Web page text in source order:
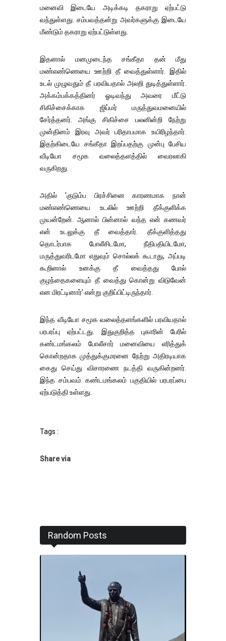
மனைவி இடையே அடிக்கடி தகராறு ஏற்பட்டு
வந்துள்ளது. சம்பவத்தன்று அவர்களுக்கு இடையே
மீண்டும் தகராறு ஏற்பட்டுள்ளது.
இதனால் மனமுடைந்த சங்கீதா தன் மீது
மண்எண்ணெயை ஊற்றி தீ வைத்துள்ளார். இதில்
உடல் முழுவதும் தீ பரவியதால் அலறி துடித்துள்ளார்.
அக்கம்பக்கத்தினர் ஓடிவந்து அவரை மீட்டு
சிகிச்சைக்காக ஜிப்மர் மருத்துவமனையில்
சேர்த்தனர். அங்கு சிகிச்சை பலனின்றி நேற்று
முன்தினம் இரவு அவர் பரிதாபமாக உயிரிழந்தார்.
இதற்கிடையே சங்கீதா இறப்பதற்கு முன்பு பேசிய
வீடியோ சமூக வலைத்தளத்தில் வைரலாகி
வருகிறது.
அதில் ’குடும்ப பிரச்சினை காரணமாக நான்
மண்எண்ணெயை உடலில் ஊற்றி தீக்குளிக்க
முயன்றேன். ஆனால் பின்னால் வந்த என் கணவர்
என் உடலுக்கு தீ வைத்தார். தீக்குளித்தது
தொடர்பாக போலீசிடமோ, நீதிபதியிடமோ,
மருத்துவரிடமோ எதுவும் சொல்லக் கூடாது, அப்படி
கூறினால் உனக்கு தீ வைத்தது போல்
குழந்தைகளையும் தீ வைத்து கொன்று விடுவேன்
என மிரட்டினார்’ என்று குறிப்பிட்டிருந்தார்.
இந்த வீடியோ சமூக வலைத்தளங்களில் பரவியதால்
பரபரப்பு ஏற்பட்டது. இதுகுறித்த புகாரின் பேரில்
கண்டமங்கலம் போலீசார் மனைவியை எரித்துக்
கொன்றதாக முத்துக்குமரனை நேற்று அதிரடியாக
கைது செய்து விசாரணை நடத்தி வருகின்றனர்.
இந்த சம்பவம் கண்டமங்கலம் பகுதியில் பரபரப்பை
ஏற்படுத்தி உள்ளது.
Tags :
Share via
Random Posts